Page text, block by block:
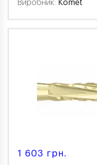
Виробник: Komet
1 603 грн.